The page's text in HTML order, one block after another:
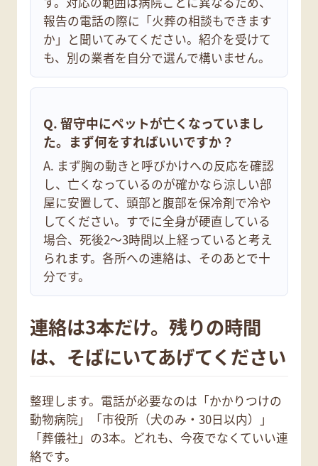
報告の電話の際に「火葬の相談もできます
か」と聞いてみてください。紹介を受けて
も、別の業者を自分で選んで構いません。
Q. 留守中にペットが亡くなっていまし
た。まず何をすればいいですか？
A. まず胸の動きと呼びかけへの反応を確認
し、亡くなっているのが確かなら涼しい部
屋に安置して、頭部と腹部を保冷剤で冷や
してください。すでに全身が硬直している
場合、死後2〜3時間以上経っていると考え
られます。各所への連絡は、そのあとで十
分です。
連絡は3本だけ。残りの時間
は、そばにいてあげてください
整理します。電話が必要なのは「かかりつけの
動物病院」「市役所（犬のみ・30日以内）」
「葬儀社」の3本。どれも、今夜でなくていい連
絡です。